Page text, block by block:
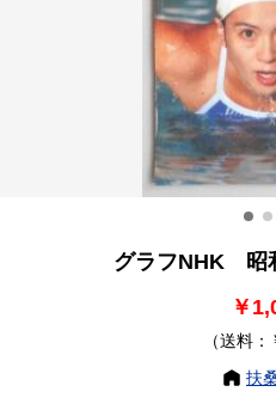
グラフNHK 昭
￥
（送料：
扶